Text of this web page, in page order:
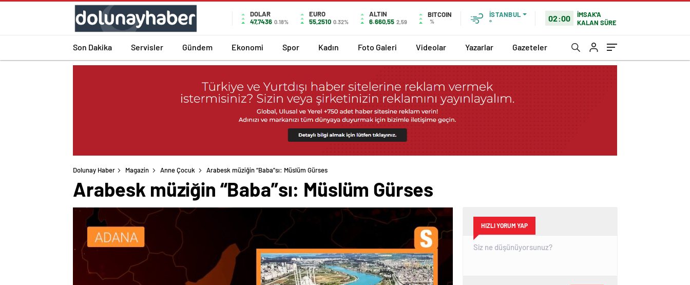
DOLAR
47,7436 0.18%
EURO
55,2510 0.32%
ALTIN
6.660,55 2,59
BITCOIN
%
İSTANBUL
°
02:00
İMSAK'A
KALAN SÜRE
Son Dakika Servisler Gündem Ekonomi Spor Kadın Foto Galeri Videolar Yazarlar Gazeteler
Dolunay Haber Magazin Anne Çocuk Arabesk müziğin “Baba”sı: Müslüm Gürses
Arabesk müziğin “Baba”sı: Müslüm Gürses
HIZLI YORUM YAP